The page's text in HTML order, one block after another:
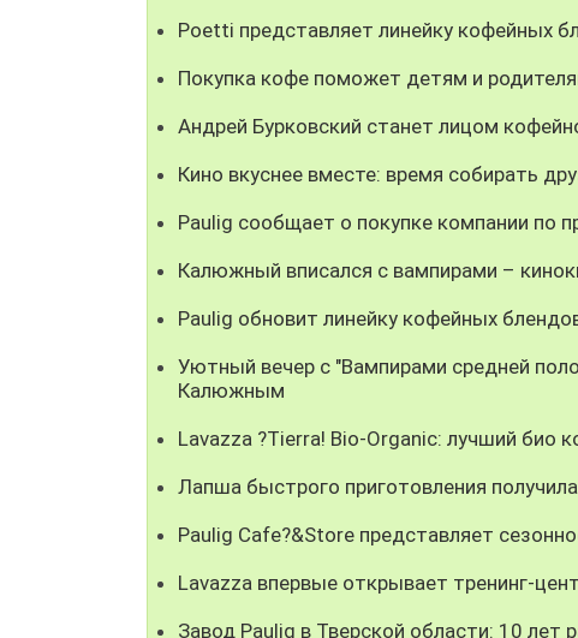
Poetti представляет линейку кофейных
Покупка кофе поможет детям и
Андрей Бурковский станет лицом
Кино вкуснее вместе: время собирать
Paulig сообщает о покупке компании по
Калюжный вписался с вампирами –
Paulig обновит линейку кофейных
Уютный вечер с "Вампирами средней
Калюжным
Lavazza ?Tierra! Bio-Organic: лучший био
Лапша быстрого приготовления
Paulig Cafe?&Store представляет
Lavazza впервые открывает тренинг-
Завод Paulig в Тверской области: 10 лет